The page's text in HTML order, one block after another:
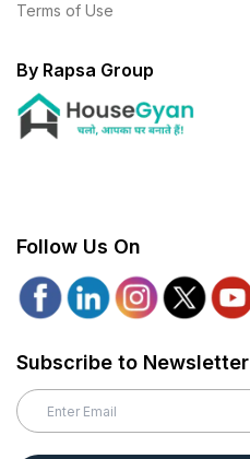
Terms of Use
By Rapsa Group
Follow Us On
Subscribe to Newsletter